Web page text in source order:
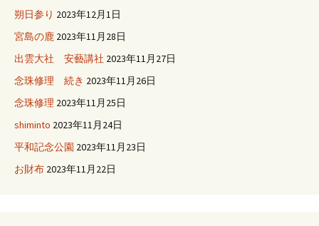
朔日参り 2023年12月1日
宮島の鹿 2023年11月28日
出雲大社 安藝講社 2023年11月27日
念珠修理 続き 2023年11月26日
念珠修理 2023年11月25日
shiminto 2023年11月24日
平和記念公園 2023年11月23日
お財布 2023年11月22日